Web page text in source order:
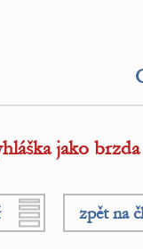
jako
zpět na